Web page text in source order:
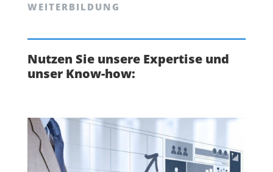
WEITERBILDUNG
Nutzen Sie unsere Expertise und
unser Know-how: